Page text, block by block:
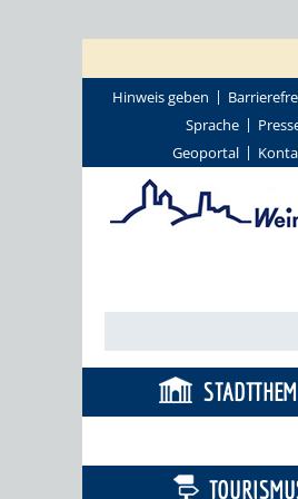
Hinweis geben
Sprache
Geoportal